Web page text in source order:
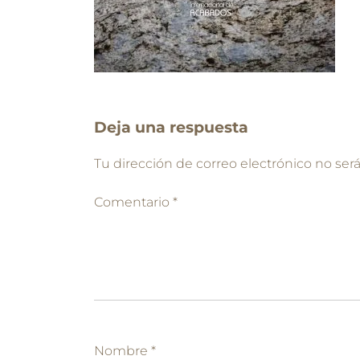
Deja una respuesta
Tu dirección de correo electrónico no
Comentario *
Nombre *